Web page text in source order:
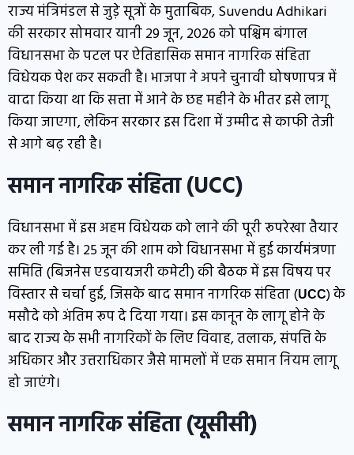
राज्य मंत्रिमंडल से जुड़े सूत्रों के मुताबिक, Suvendu Adhikari
की सरकार सोमवार यानी 29 जून, 2026 को पश्चिम बंगाल
विधानसभा के पटल पर ऐतिहासिक समान नागरिक संहिता
विधेयक पेश कर सकती है। भाजपा ने अपने चुनावी घोषणापत्र में
वादा किया था कि सत्ता में आने के छह महीने के भीतर इसे लागू
किया जाएगा, लेकिन सरकार इस दिशा में उम्मीद से काफी तेजी
से आगे बढ़ रही है।
समान नागरिक संहिता (UCC)
विधानसभा में इस अहम विधेयक को लाने की पूरी रूपरेखा तैयार
कर ली गई है। 25 जून की शाम को विधानसभा में हुई कार्यमंत्रणा
समिति (बिजनेस एडवायजरी कमेटी) की बैठक में इस विषय पर
विस्तार से चर्चा हुई, जिसके बाद समान नागरिक संहिता (UCC) के
मसौदे को अंतिम रूप दे दिया गया। इस कानून के लागू होने के
बाद राज्य के सभी नागरिकों के लिए विवाह, तलाक, संपत्ति के
अधिकार और उत्तराधिकार जैसे मामलों में एक समान नियम लागू
हो जाएंगे।
समान नागरिक संहिता (यूसीसी)